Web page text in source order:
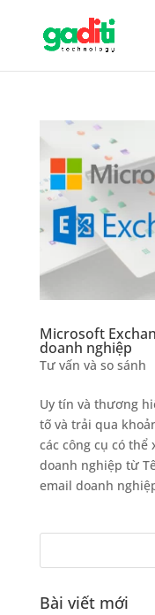
Microsoft
doanh nghiệp
Tư vấn và so sánh
Uy tín và thương
tố và trải qua
các công cụ có
doanh nghiệp từ
email doanh
Bài viết mới